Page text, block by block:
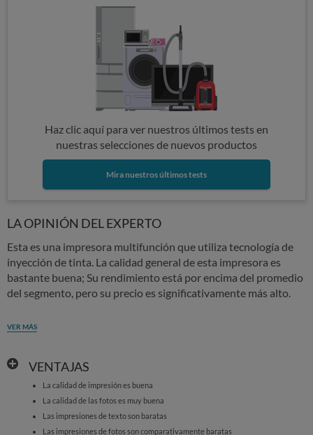
Haz clic aquí para ver nuestros últimos tests en
nuestras selecciones de nuevos productos
Mira nuestros últimos tests
LA OPINIÓN DEL EXPERTO
Esta es una impresora multifunción que utiliza tecnología de
inyección de tinta. La calidad general de esta impresora es
bastante buena; Su rendimiento está por encima del promedio
del segmento, pero su precio es significativamente más alto.
VER MÁS
VENTAJAS
La calidad de impresión es buena
La calidad de las fotos es muy buena
Las impresiones de texto son baratas
Las impresiones de fotos son comparativamente baratas